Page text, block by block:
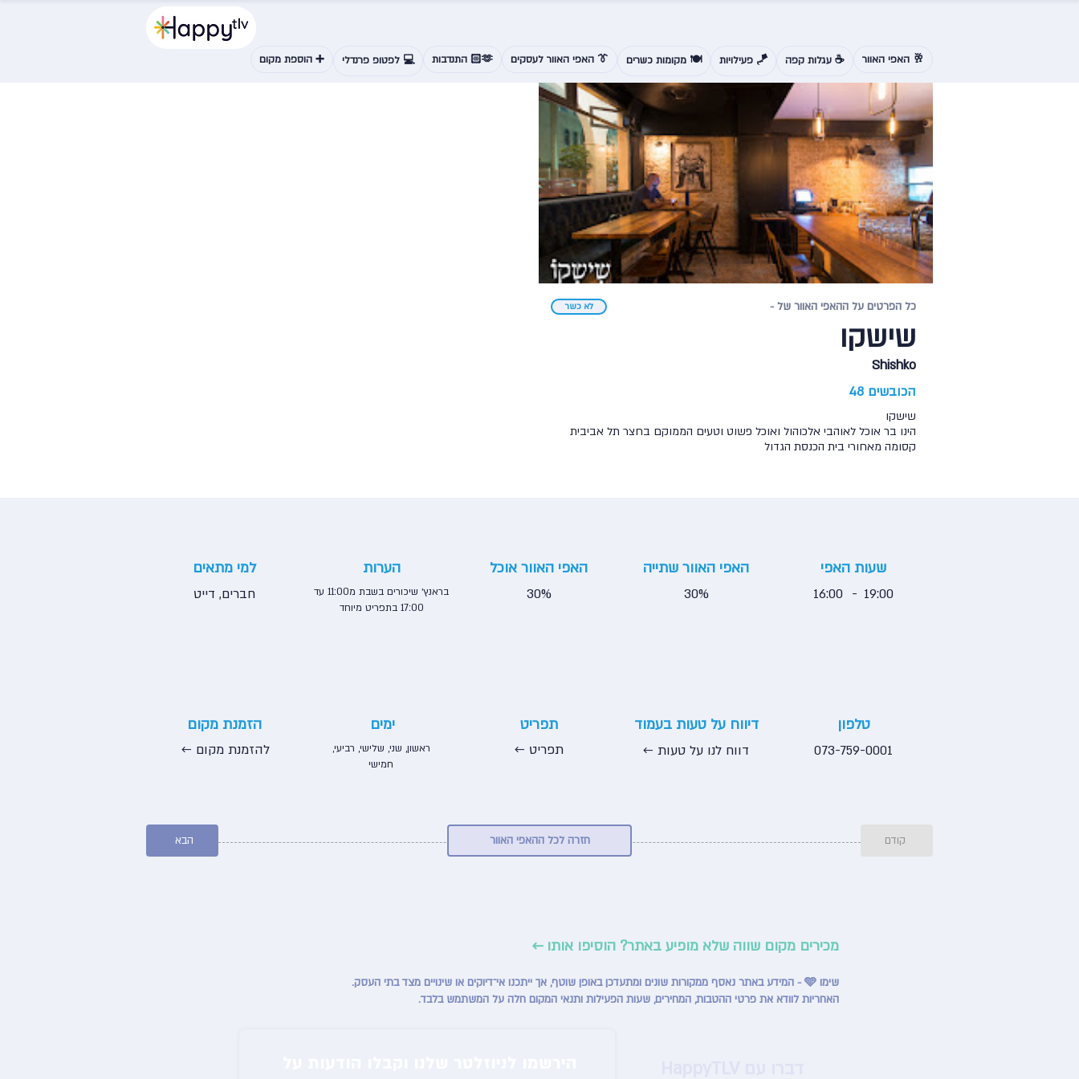
🥂 האפי האוור ☕ עגלות קפה 🪁 פעילויות 🍽️ מקומות כשרים 👔 האפי האוור לעסקים 🫶🏻 התנדבות 💻 לפטופ פרנדלי ➕ הוספת מקום
לא כשר כל הפרטים על ההאפי האוור של -
שישקו
Shishko
הכובשים 48
שישקו
הינו בר אוכל לאוהבי אלכוהול ואוכל פשוט וטעים הממוקם בחצר תל אביבית
קסומה מאחורי בית הכנסת הגדול
למי מתאים
חברים, דייט
הערות
בראנץ׳ שיכורים בשבת מ11:00 עד
17:00 בתפריט מיוחד
האפי האוור אוכל
30%
האפי האוור שתייה
30%
שעות האפי
16:00 19:00
-
הזמנת מקום
← להזמנת מקום
ימים
ראשון, שני, שלישי, רביעי,
חמישי
תפריט
← תפריט
דיווח על טעות בעמוד
דווח לנו על טעות ←
טלפון
073-759-0001
הבא חזרה לכל ההאפי האוור קודם
מכירים מקום שווה שלא מופיע באתר? הוסיפו אותו ←
שימו 🩵 - המידע באתר נאסף ממקורות שונים ומתעדכן באופן שוטף, אך ייתכנו אי־דיוקים או שינויים מצד בתי העסק.
האחריות לוודא את פרטי ההטבות, המחירים, שעות הפעילות ותנאי המקום חלה על המשתמש בלבד.